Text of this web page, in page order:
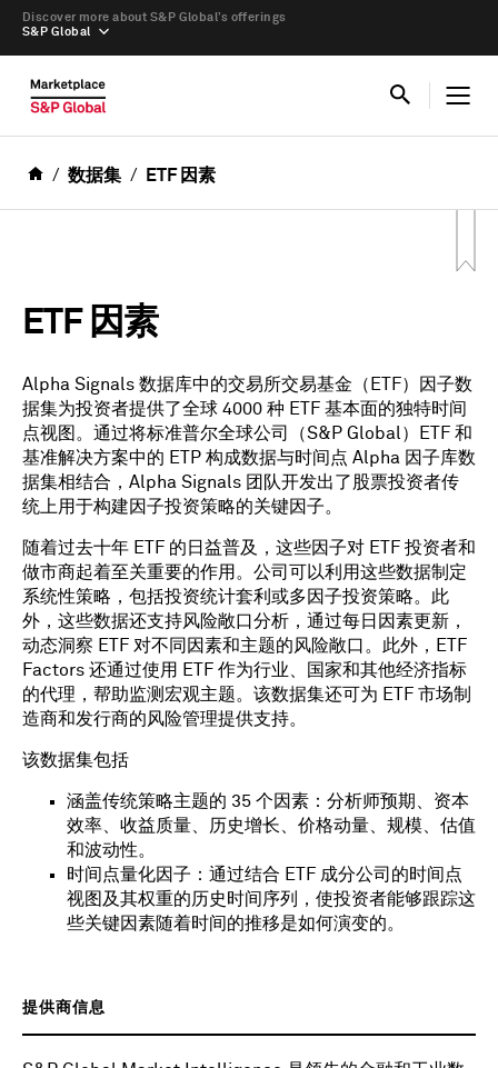
S&P Global
Discover more about S&P Global’s offerings
数据集 ETF 因素
ETF 因素
Alpha Signals 数据库中的交易所交易基金（ETF）因子数
据集为投资者提供了全球 4000 种 ETF 基本面的独特时间
点视图。通过将标准普尔全球公司（S&P Global）ETF 和
基准解决方案中的 ETP 构成数据与时间点 Alpha 因子库数
据集相结合，Alpha Signals 团队开发出了股票投资者传
统上用于构建因子投资策略的关键因子。
随着过去十年 ETF 的日益普及，这些因子对 ETF 投资者和
做市商起着至关重要的作用。公司可以利用这些数据制定
系统性策略，包括投资统计套利或多因子投资策略。此
外，这些数据还支持风险敞口分析，通过每日因素更新，
动态洞察 ETF 对不同因素和主题的风险敞口。此外，ETF
Factors 还通过使用 ETF 作为行业、国家和其他经济指标
的代理，帮助监测宏观主题。该数据集还可为 ETF 市场制
造商和发行商的风险管理提供支持。
该数据集包括
涵盖传统策略主题的 35 个因素：分析师预期、资本
效率、收益质量、历史增长、价格动量、规模、估值
和波动性。
时间点量化因子：通过结合 ETF 成分公司的时间点
视图及其权重的历史时间序列，使投资者能够跟踪这
些关键因素随着时间的推移是如何演变的。
提供商信息